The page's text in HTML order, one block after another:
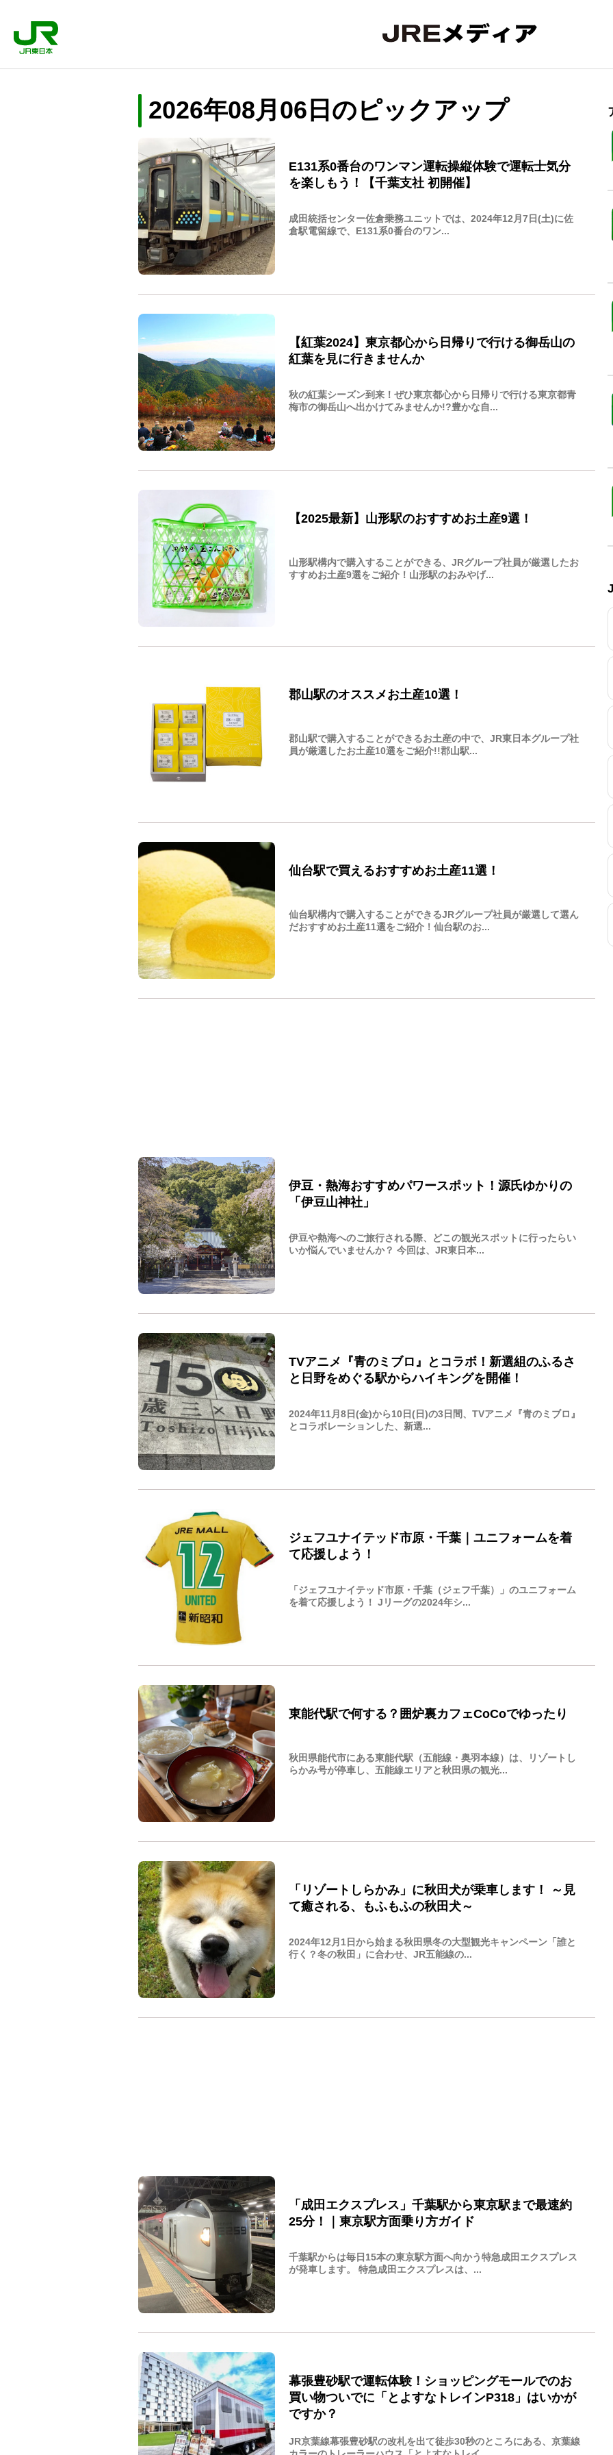
2026年08月06日のピックアップ
E131系0番台のワンマン運転操縦体験で運転士気分
を楽しもう！【千葉支社 初開催】
成田統括センター佐倉乗務ユニットでは、2024年12月7日(土)に佐
倉駅電留線で、E131系0番台のワン...
【紅葉2024】東京都心から日帰りで行ける御岳山の
紅葉を見に行きませんか
秋の紅葉シーズン到来！ぜひ東京都心から日帰りで行ける東京都青
梅市の御岳山へ出かけてみませんか!?豊かな自...
【2025最新】山形駅のおすすめお土産9選！
山形駅構内で購入することができる、JRグループ社員が厳選したお
すすめお土産9選をご紹介！山形駅のおみやげ...
郡山駅のオススメお土産10選！
郡山駅で購入することができるお土産の中で、JR東日本グループ社
員が厳選したお土産10選をご紹介!!郡山駅...
仙台駅で買えるおすすめお土産11選！
仙台駅構内で購入することができるJRグループ社員が厳選して選ん
だおすすめお土産11選をご紹介！仙台駅のお...
伊豆・熱海おすすめパワースポット！源氏ゆかりの
「伊豆山神社」
伊豆や熱海へのご旅行される際、どこの観光スポットに行ったらい
いか悩んでいませんか？ 今回は、JR東日本...
TVアニメ『青のミブロ』とコラボ！新選組のふるさ
と日野をめぐる駅からハイキングを開催！
2024年11月8日(金)から10日(日)の3日間、TVアニメ『青のミブロ』
とコラボレーションした、新選...
ジェフユナイテッド市原・千葉｜ユニフォームを着
て応援しよう！
「ジェフユナイテッド市原・千葉（ジェフ千葉）」のユニフォーム
を着て応援しよう！ Jリーグの2024年シ...
東能代駅で何する？囲炉裏カフェCoCoでゆったり
秋田県能代市にある東能代駅（五能線・奥羽本線）は、リゾートし
らかみ号が停車し、五能線エリアと秋田県の観光...
「リゾートしらかみ」に秋田犬が乗車します！ ～見
て癒される、もふもふの秋田犬～
2024年12月1日から始まる秋田県冬の大型観光キャンペーン「誰と
行く？冬の秋田」に合わせ、JR五能線の...
「成田エクスプレス」千葉駅から東京駅まで最速約
25分！｜東京駅方面乗り方ガイド
千葉駅からは毎日15本の東京駅方面へ向かう特急成田エクスプレス
が発車します。 特急成田エクスプレスは、...
幕張豊砂駅で運転体験！ショッピングモールでのお
買い物ついでに「とよすなトレインP318」はいかが
ですか？
JR京葉線幕張豊砂駅の改札を出て徒歩30秒のところにある、京葉線